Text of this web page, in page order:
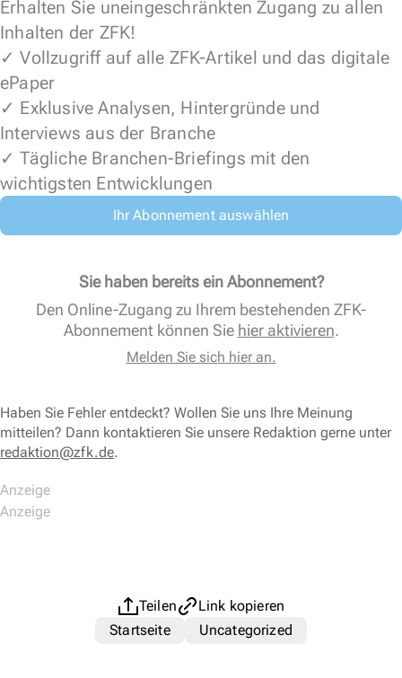
Erhalten Sie uneingeschränkten Zugang zu allen
Inhalten der ZFK!
✓ Vollzugriff auf alle ZFK-Artikel und das digitale
ePaper
✓ Exklusive Analysen, Hintergründe und
Interviews aus der Branche
✓ Tägliche Branchen-Briefings mit den
wichtigsten Entwicklungen
Ihr Abonnement auswählen
Sie haben bereits ein Abonnement?
Den Online-Zugang zu Ihrem bestehenden ZFK-
Abonnement können Sie hier aktivieren.
Melden Sie sich hier an.
Haben Sie Fehler entdeckt? Wollen Sie uns Ihre Meinung
mitteilen? Dann kontaktieren Sie unsere Redaktion gerne unter
redaktion@zfk.de.
Teilen
Link kopieren
Startseite
Uncategorized